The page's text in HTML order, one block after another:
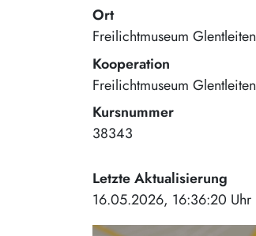
Ort
Freilichtmuseum Glentleiten
Kooperation
Freilichtmuseum Glentleiten
Kursnummer
38343
Letzte Aktualisierung
16.05.2026, 16:36:20 Uhr